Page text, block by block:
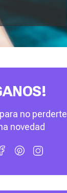
no perderte
novedad